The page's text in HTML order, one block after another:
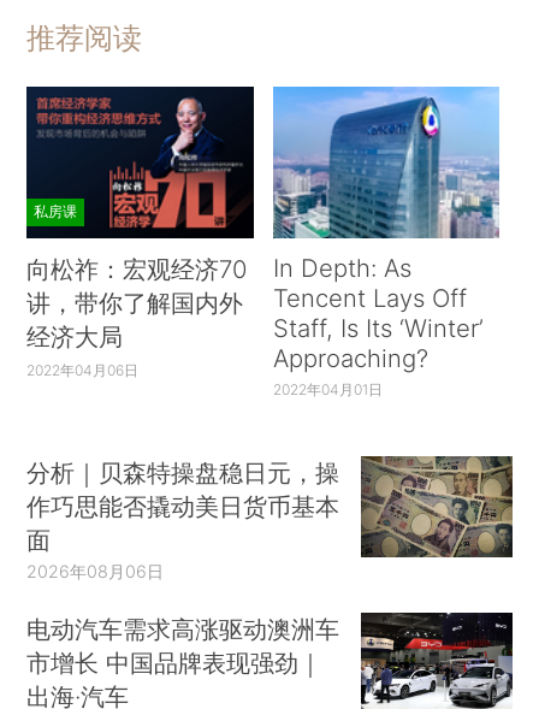
推荐阅读
私房课
向松祚：宏观经济70
讲，带你了解国内外
经济大局
2022年04月06日
In Depth: As
Tencent Lays Off
Staff, Is Its ‘Winter’
Approaching?
2022年04月01日
分析｜贝森特操盘稳日元，操
作巧思能否撬动美日货币基本
面
2026年08月06日
电动汽车需求高涨驱动澳洲车
市增长 中国品牌表现强劲｜
出海·汽车